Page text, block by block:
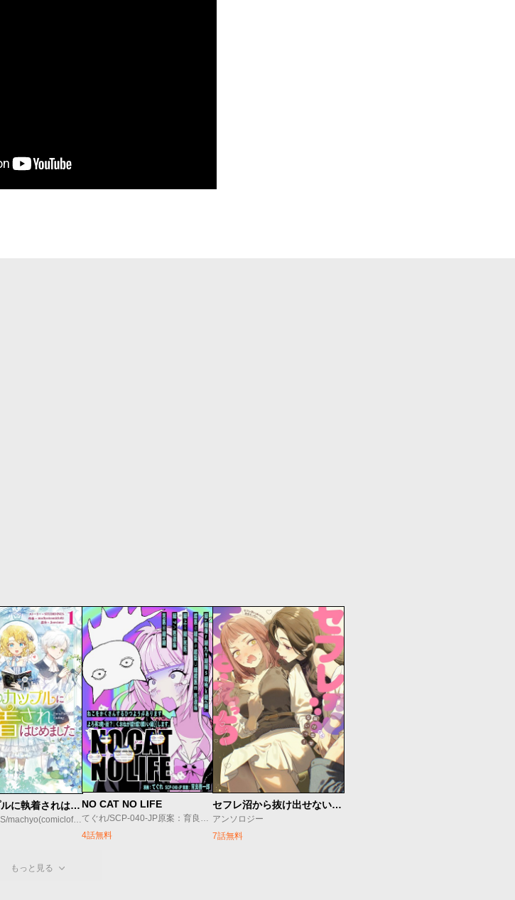
推しカップルに執着されはじめました
STUDIO INUS/machyo(comicloft)/Joowinter
NO CAT NO LIFE
てぐれ/SCP-040-JP原案：育良啓一郎
4話無料
セフレ沼から抜け出せないっ！百合えっちアンソロジー
アンソロジー
7話無料
もっと見る